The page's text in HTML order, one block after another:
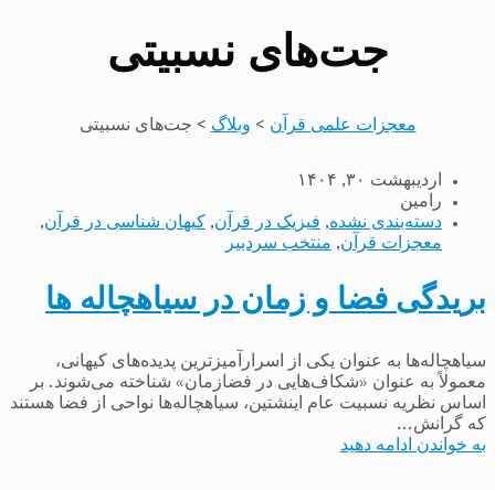
جت‌های نسبیتی
معجزات علمی قرآن > وبلاگ > جت‌های نسبیتی
اردیبهشت ۳۰, ۱۴۰۴
رامین
دسته‌بندی نشده, فیزیک در قرآن, کیهان شناسی در قرآن,
معجزات قرآن, منتخب سردبیر
بریدگی فضا و زمان در سیاهچاله ها
سیاهچاله‌ها به عنوان یکی از اسرارآمیزترین پدیده‌های کیهانی،
معمولاً به عنوان «شکاف‌هایی در فضازمان» شناخته می‌شوند. بر
اساس نظریه نسبیت عام اینشتین، سیاهچاله‌ها نواحی از فضا هستند
که گرانش...
به خواندن ادامه دهید